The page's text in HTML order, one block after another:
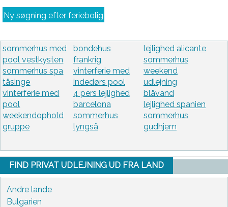
Ny søgning efter feriebolig
sommerhus med
pool vestkysten
sommerhus spa
tåsinge
vinterferie med
pool
weekendophold
gruppe
bondehus
frankrig
vinterferie med
indedørs pool
4 pers lejlighed
barcelona
sommerhus
lyngså
lejlighed alicante
sommerhus
weekend
udlejning
blåvand
lejlighed spanien
sommerhus
gudhjem
FIND PRIVAT UDLEJNING UD FRA LAND
Andre lande
Bulgarien